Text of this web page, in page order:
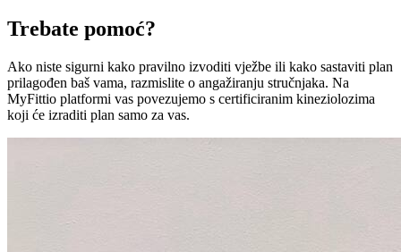
Trebate pomoć?
Ako niste sigurni kako pravilno izvoditi vježbe ili kako sastaviti plan
prilagođen baš vama, razmislite o angažiranju stručnjaka. Na
MyFittio platformi vas povezujemo s certificiranim kineziolozima
koji će izraditi plan samo za vas.